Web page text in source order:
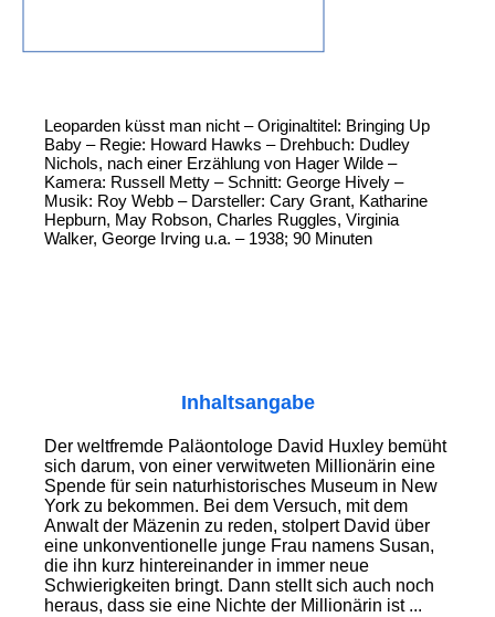
Leoparden küsst man nicht – Originaltitel: Bringing Up
Baby – Regie: Howard Hawks – Drehbuch: Dudley
Nichols, nach einer Erzählung von Hager Wilde –
Kamera: Russell Metty – Schnitt: George Hively –
Musik: Roy Webb – Darsteller: Cary Grant, Katharine
Hepburn, May Robson, Charles Ruggles, Virginia
Walker, George Irving u.a. – 1938; 90 Minuten
Inhaltsangabe
Der weltfremde Paläontologe David Huxley bemüht
sich darum, von einer verwitweten Millionärin eine
Spende für sein naturhistorisches Museum in New
York zu bekommen. Bei dem Versuch, mit dem
Anwalt der Mäzenin zu reden, stolpert David über
eine unkonventionelle junge Frau namens Susan,
die ihn kurz hintereinander in immer neue
Schwierigkeiten bringt. Dann stellt sich auch noch
heraus, dass sie eine Nichte der Millionärin ist ...